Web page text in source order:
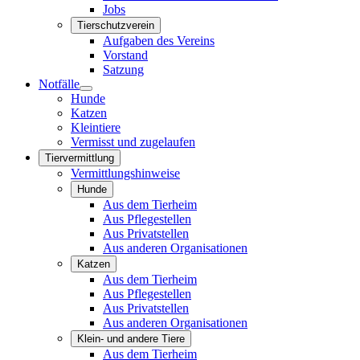
Jobs
Tierschutzverein
Aufgaben des Vereins
Vorstand
Satzung
Notfälle
Hunde
Katzen
Kleintiere
Vermisst und zugelaufen
Tiervermittlung
Vermittlungshinweise
Hunde
Aus dem Tierheim
Aus Pflegestellen
Aus Privatstellen
Aus anderen Organisationen
Katzen
Aus dem Tierheim
Aus Pflegestellen
Aus Privatstellen
Aus anderen Organisationen
Klein- und andere Tiere
Aus dem Tierheim